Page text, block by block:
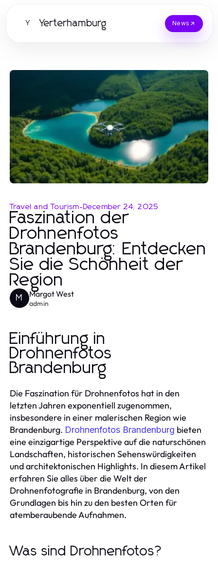
Y Yerterhamburg News
Travel and Tourism-December 24, 2025
Faszination der
Drohnenfotos
Brandenburg: Entdecken
Sie die Schönheit der
Region
M Margot West
admin
Einführung in
Drohnenfotos
Brandenburg
Die Faszination für Drohnenfotos hat in den
letzten Jahren exponentiell zugenommen,
insbesondere in einer malerischen Region wie
Brandenburg. Drohnenfotos Brandenburg bieten
eine einzigartige Perspektive auf die naturschönen
Landschaften, historischen Sehenswürdigkeiten
und architektonischen Highlights. In diesem Artikel
erfahren Sie alles über die Welt der
Drohnenfotografie in Brandenburg, von den
Grundlagen bis hin zu den besten Orten für
atemberaubende Aufnahmen.
Was sind Drohnenfotos?